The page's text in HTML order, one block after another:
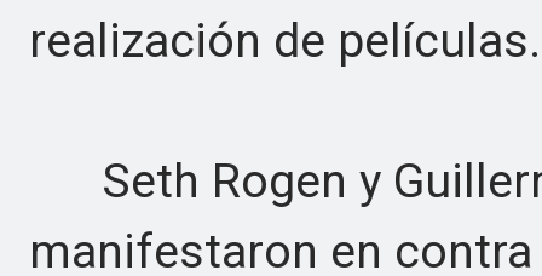
realización de películas.
Seth Rogen y
manifestaron en contra